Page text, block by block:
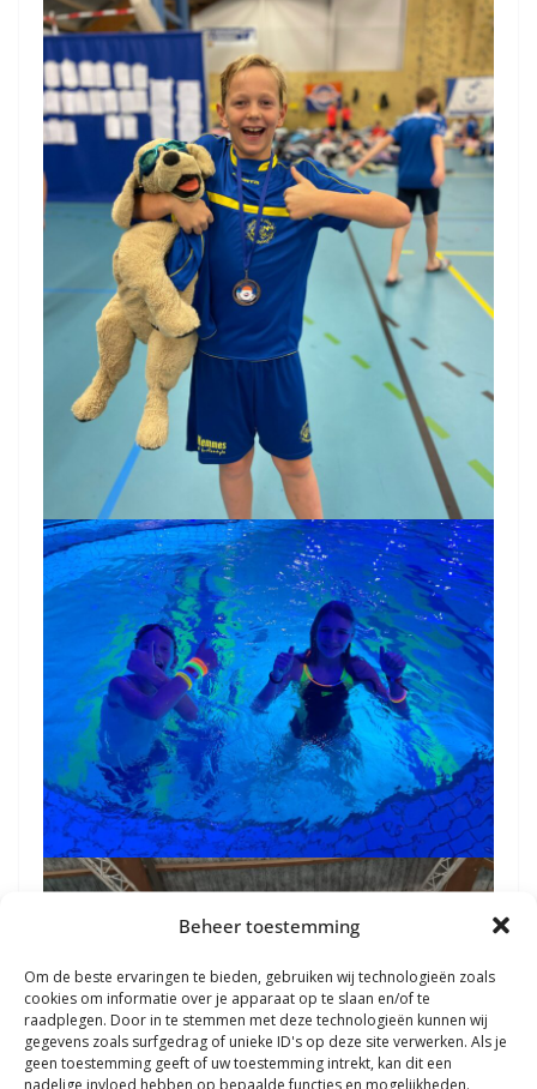
Beheer toestemming
Om de beste ervaringen te bieden, gebruiken wij technologieën zoals
cookies om informatie over je apparaat op te slaan en/of te
raadplegen. Door in te stemmen met deze technologieën kunnen wij
gegevens zoals surfgedrag of unieke ID's op deze site verwerken. Als je
geen toestemming geeft of uw toestemming intrekt, kan dit een
nadelige invloed hebben op bepaalde functies en mogelijkheden.